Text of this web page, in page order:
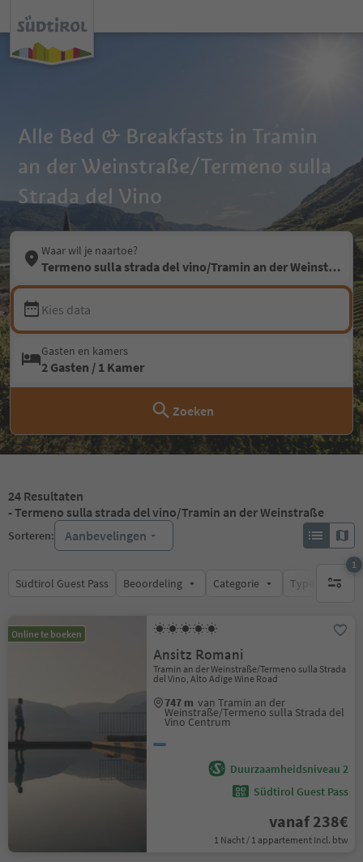
Alle Bed & Breakfasts in Tramin
an der Weinstraße/Termeno sulla
Strada del Vino
Waar wil je naartoe?
Termeno sulla strada del vino/Tramin an der Weinstraße
Kies data
Gasten en kamers
2 Gasten / 1 Kamer
Zoeken
24 Resultaten
- Termeno sulla strada del vino/Tramin an der Weinstraße
Sorteren: Aanbevelingen
Südtirol Guest Pass Beoordeling Categorie Type catering
1
1
Online te boeken
Ansitz Romani
Tramin an der Weinstraße/Termeno sulla Strada
del Vino, Alto Adige Wine Road
747 m van Tramin an der
Weinstraße/Termeno sulla Strada del
Vino Centrum
Duurzaamheidsniveau 2
Südtirol Guest Pass
vanaf 238€
1 Nacht / 1 appartement Incl. btw